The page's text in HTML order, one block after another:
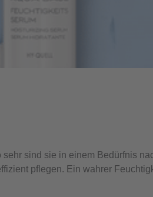
sind sie in einem Bedürfnis
pflegen. Ein wahrer